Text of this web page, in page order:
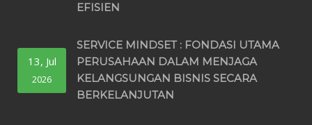
EFISIEN
13, Jul
2026
SERVICE MINDSET : FONDASI UTAMA
PERUSAHAAN DALAM MENJAGA
KELANGSUNGAN BISNIS SECARA
BERKELANJUTAN